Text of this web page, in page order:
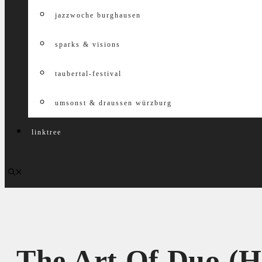
jazzwoche burghausen
sparks & visions
taubertal-festival
umsonst & draussen würzburg
linktree